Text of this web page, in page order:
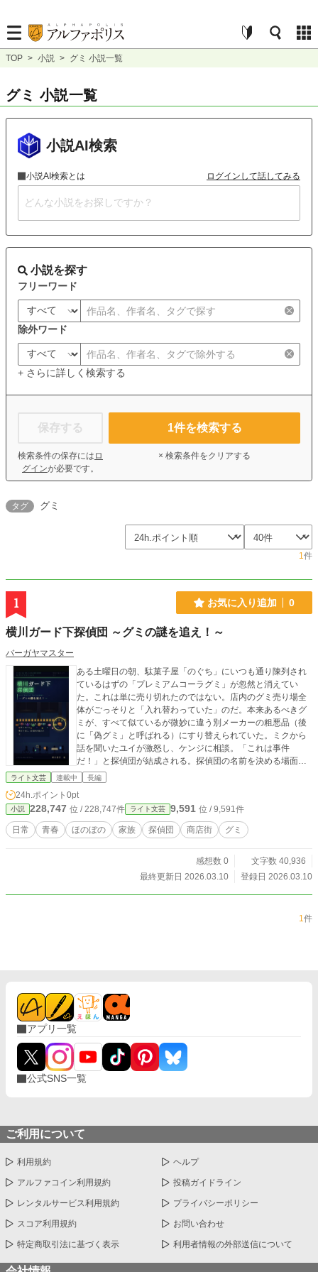
TOP > 小説 > グミ 小説一覧
グミ 小説一覧
小説AI検索
小説AI検索とは ログインして話してみる
小説を探す
フリーワード
除外ワード
+ さらに詳しく検索する
保存する
検索条件の保存には ロ
グインが必要です。
1件を検索する
× 検索条件をクリアする
タグ グミ
1件
1 お気に入り追加 0
横川ガード下探偵団 ～グミの謎を追え！～
バーガヤマスター
ある土曜日の朝、駄菓子屋「のぐち」にいつも通り陳列され
ているはずの「プレミアムコーラグミ」が忽然と消えてい
た。これは単に売り切れたのではない。店内のグミ売り場全
体がごっそりと「入れ替わっていた」のだ。本来あるべきグ
ミが、すべて似ているが微妙に違う別メーカーの粗悪品（後
に「偽グミ」と呼ばれる）にすり替えられていた。ミクから
話を聞いたユイが激怒し、ケンジに相談。「これは事件
だ！」と探偵団が結成される。探偵団の名前を決める場面で
のやり取りがコメディ。
ライト文芸 連載中 長編
24h.ポイント 0pt
小説 228,747 位 / 228,747件 ライト文芸 9,591 位 / 9,591件
日常 青春 ほのぼの 家族 探偵団 商店街 グミ
感想数 0
文字数 40,936
最終更新日 2026.03.10
登録日 2026.03.10
1件
アプリ一覧
公式SNS一覧
ご利用について
利用規約 ヘルプ
アルファコイン利用規約 投稿ガイドライン
レンタルサービス利用規約 プライバシーポリシー
スコア利用規約 お問い合わせ
特定商取引法に基づく表示 利用者情報の外部送信について